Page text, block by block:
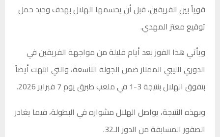
قوياً بين الفريقين، قبل أن يحسمها الهلال بهدف وحيد حمل
توقيع معتز المهدي.
ويأتي هذا الفوز بعد أيام قليلة من مواجهة الفريقين في
الدوري الليبي الممتاز ضمن الجولة التاسعة، والتي انتهت أيضاً
بتفوق الهلال بنتيجة 3-1 في ملعب طبرق يوم 7 فبراير 2026.
وبهذه النتيجة، يواصل الهلال مشواره في البطولة، فيما يغادر
الصقور المسابقة من الدور الـ32.